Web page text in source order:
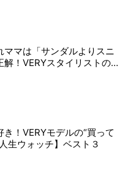
ママは「サンダルよりスニ
解！VERYスタイリストの愛
き！VERYモデルの“買って
生ウォッチ】ベスト３